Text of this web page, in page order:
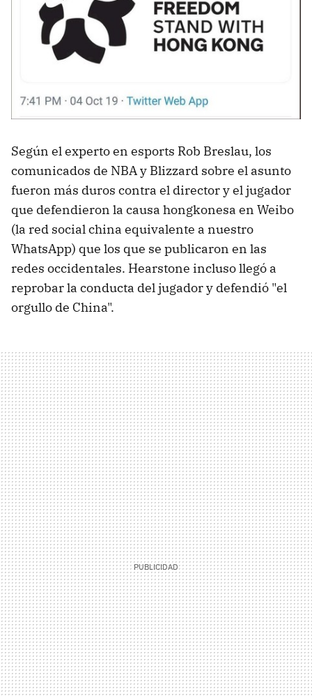
Según el experto en esports Rob Breslau, los
comunicados de NBA y Blizzard sobre el asunto
fueron más duros contra el director y el jugador
que defendieron la causa hongkonesa en Weibo
(la red social china equivalente a nuestro
WhatsApp) que los que se publicaron en las
redes occidentales. Hearstone incluso llegó a
reprobar la conducta del jugador y defendió "el
orgullo de China".